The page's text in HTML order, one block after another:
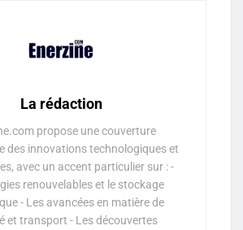
La rédaction
propose une couverture
des innovations technologiques et
avec un accent particulier sur : -
renouvelables et le stockage
- Les avancées en matière de
et transport - Les découvertes